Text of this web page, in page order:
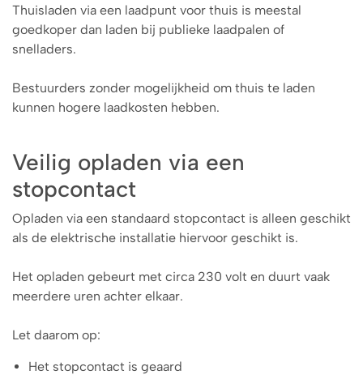
Thuisladen via een laadpunt voor thuis is meestal
goedkoper dan laden bij publieke laadpalen of
snelladers.
Bestuurders zonder mogelijkheid om thuis te laden
kunnen hogere laadkosten hebben.
Veilig opladen via een
stopcontact
Opladen via een standaard stopcontact is alleen geschikt
als de elektrische installatie hiervoor geschikt is.
Het opladen gebeurt met circa 230 volt en duurt vaak
meerdere uren achter elkaar.
Let daarom op:
Het stopcontact is geaard